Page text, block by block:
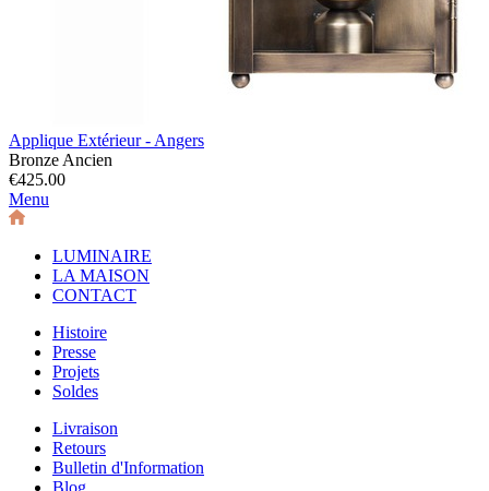
Applique Extérieur - Angers
Bronze Ancien
€425.00
Menu
LUMINAIRE
LA MAISON
CONTACT
Histoire
Presse
Projets
Soldes
Livraison
Retours
Bulletin d'Information
Blog